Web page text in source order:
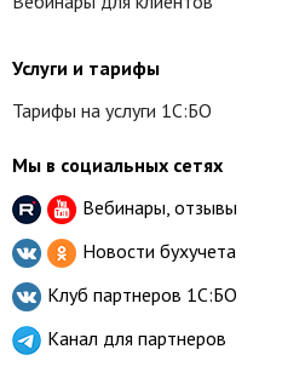
Услуги и тарифы
Тарифы на услуги 1С:БО
Мы в социальных сетях
Вебинары, отзывы
Новости бухучета
Клуб партнеров 1С:БО
Канал для партнеров